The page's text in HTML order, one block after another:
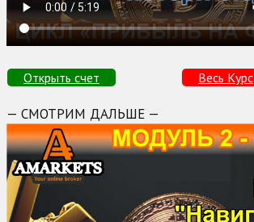
Открыть счет Весь Курс
— СМОТРИМ ДАЛЬШЕ —